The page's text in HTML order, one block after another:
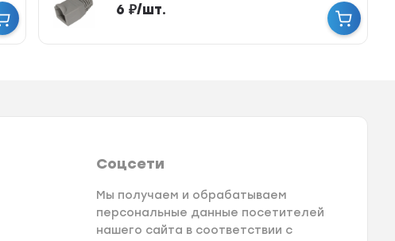
6 ₽/шт.
Соцсети
Мы получаем и обрабатываем
персональные данные посетителей
нашего сайта в соответствии с